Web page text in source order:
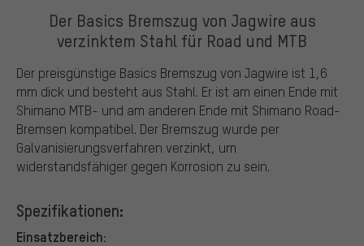
Der Basics Bremszug von Jagwire aus
verzinktem Stahl für Road und MTB
Der preisgünstige Basics Bremszug von Jagwire ist 1,6
mm dick und besteht aus Stahl. Er ist am einen Ende mit
Shimano MTB- und am anderen Ende mit Shimano Road-
Bremsen kompatibel. Der Bremszug wurde per
Galvanisierungsverfahren verzinkt, um
widerstandsfähiger gegen Korrosion zu sein.
Spezifikationen:
Einsatzbereich: